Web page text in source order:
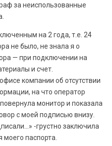
за неиспользованные
на 2 года, т.е. 24
не было, не знала я о
— при подключении на
и счет.
компании об отсутствии
на что оператор
монитор и показала
с моей подписью внизу.
-грустно заключила
паспорта.